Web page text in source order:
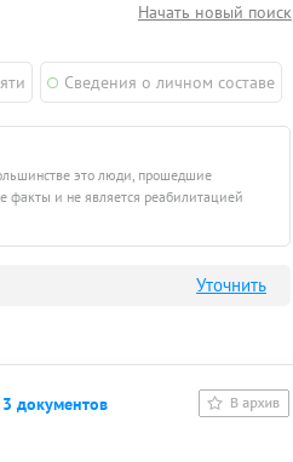
Начать новый поиск
Сведения о личном составе
это люди, прошедшие
факты и не является реабилитацией
Уточнить
3 документов